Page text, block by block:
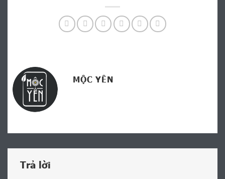
MỘC YÊN
Trả lời